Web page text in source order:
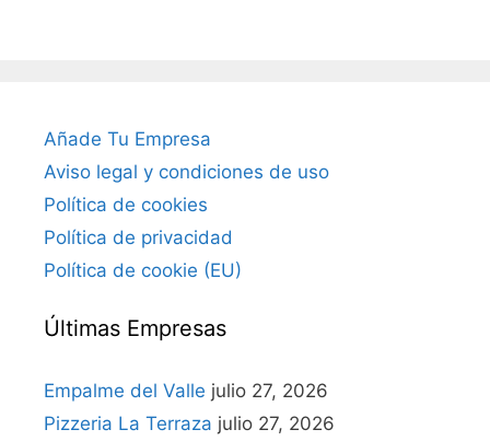
Añade Tu Empresa
Aviso legal y condiciones de uso
Política de cookies
Política de privacidad
Política de cookie (EU)
Últimas Empresas
Empalme del Valle julio 27, 2026
Pizzeria La Terraza julio 27, 2026